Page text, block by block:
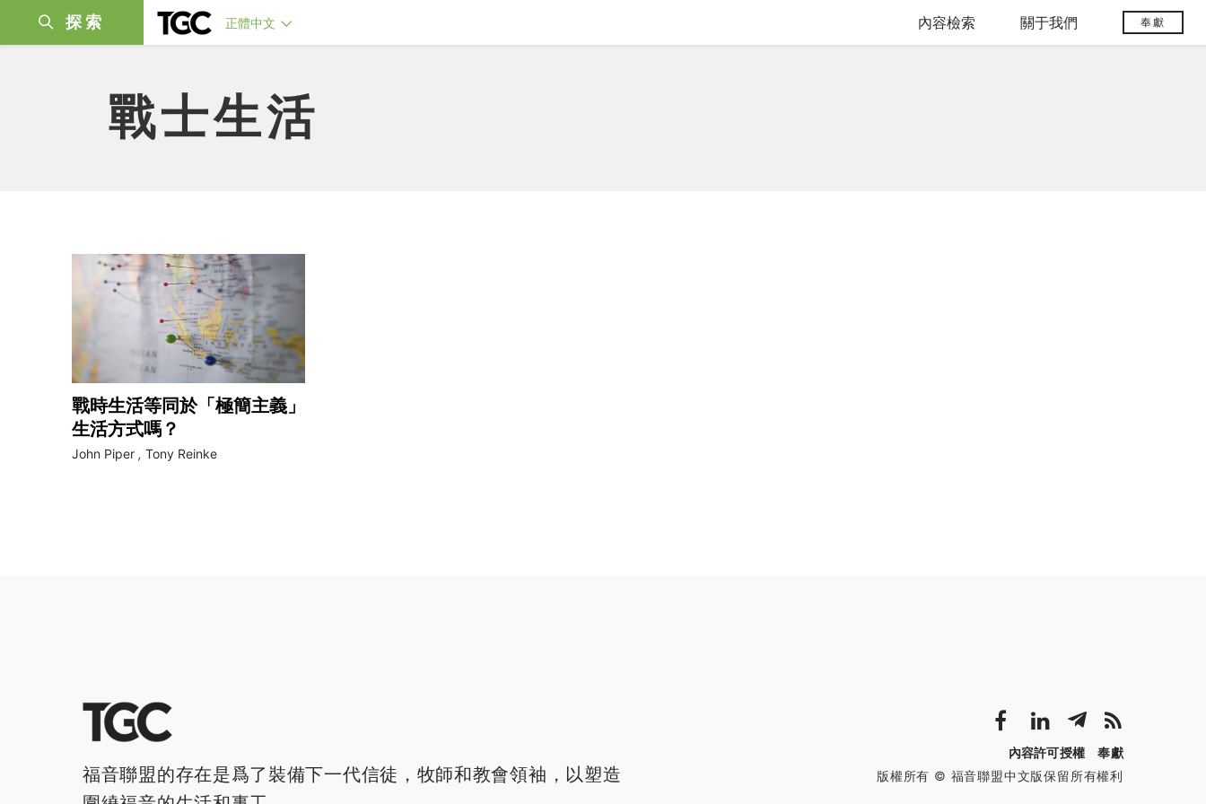
探索 正體中文 內容檢索 關于我們 奉獻
戰士生活
戰時生活等同於「極簡主義」
生活方式嗎？
John Piper , Tony Reinke
福音聯盟的存在是爲了裝備下一代信徒，牧師和教會領袖，以塑造
內容許可授權
奉獻
版權所有 © 福音聯盟中文版保留所有權利